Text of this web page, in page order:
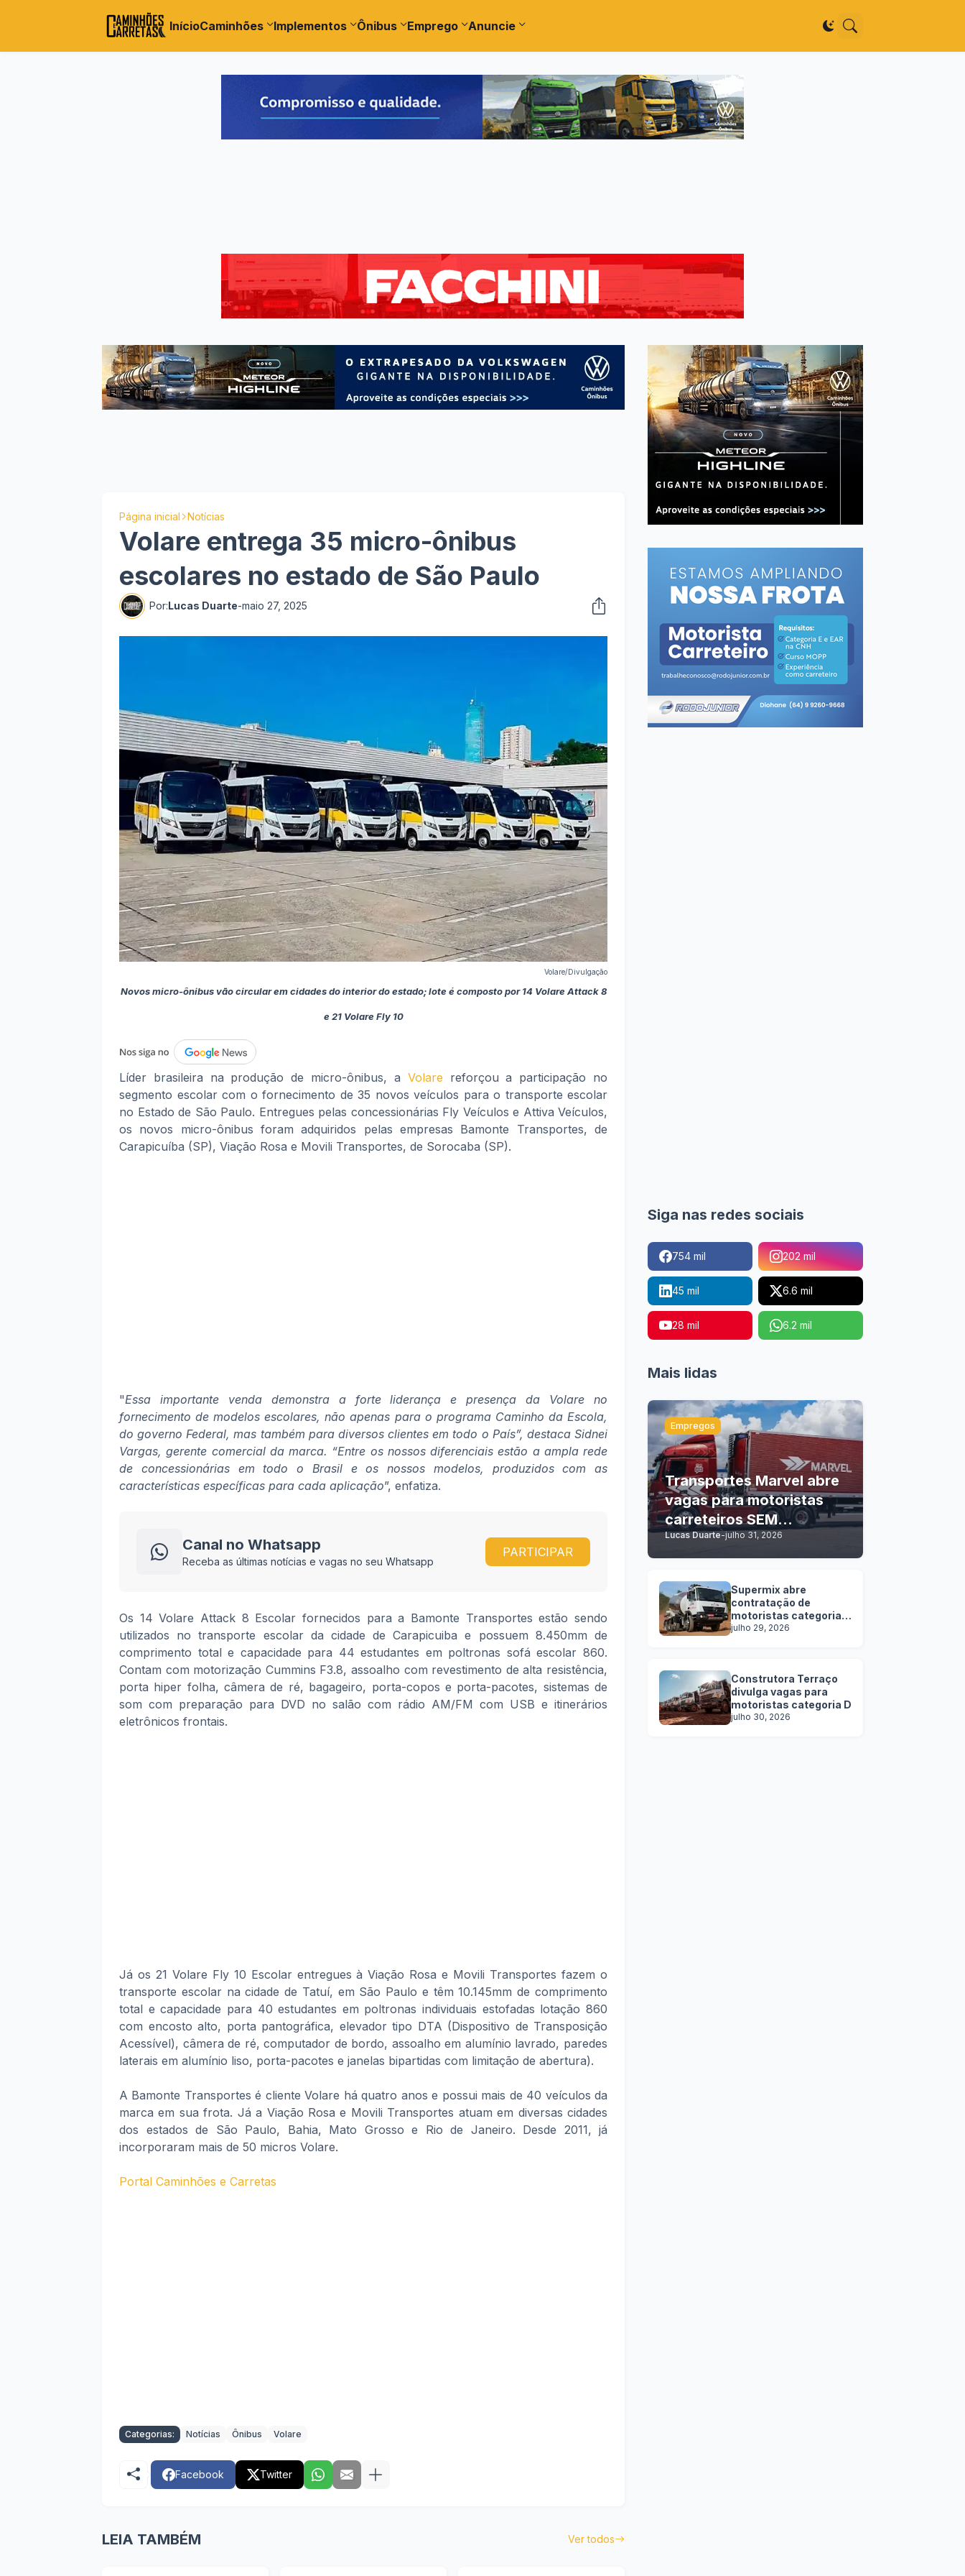
InícioCaminhões Implementos Ônibus Emprego Anuncie
Página inicial Notícias
Volare entrega 35 micro-ônibus
escolares no estado de São Paulo
Por:Lucas Duarte-maio 27, 2025
Volare/Divulgação
Novos micro-ônibus vão circular em cidades do interior do estado; lote é composto por 14 Volare Attack 8
e 21 Volare Fly 10
Líder brasileira na produção de micro-ônibus, a Volare reforçou a participação no
segmento escolar com o fornecimento de 35 novos veículos para o transporte escolar
no Estado de São Paulo. Entregues pelas concessionárias Fly Veículos e Attiva Veículos,
os novos micro-ônibus foram adquiridos pelas empresas Bamonte Transportes, de
Carapicuíba (SP), Viação Rosa e Movili Transportes, de Sorocaba (SP).
"Essa importante venda demonstra a forte liderança e presença da Volare no
fornecimento de modelos escolares, não apenas para o programa Caminho da Escola,
do governo Federal, mas também para diversos clientes em todo o País”, destaca Sidnei
Vargas, gerente comercial da marca. “Entre os nossos diferenciais estão a ampla rede
de concessionárias em todo o Brasil e os nossos modelos, produzidos com as
características específicas para cada aplicação”, enfatiza.
Canal no Whatsapp
Receba as últimas notícias e vagas no seu Whatsapp
PARTICIPAR
Os 14 Volare Attack 8 Escolar fornecidos para a Bamonte Transportes estão sendo
utilizados no transporte escolar da cidade de Carapicuiba e possuem 8.450mm de
comprimento total e capacidade para 44 estudantes em poltronas sofá escolar 860.
Contam com motorização Cummins F3.8, assoalho com revestimento de alta resistência,
porta hiper folha, câmera de ré, bagageiro, porta-copos e porta-pacotes, sistemas de
som com preparação para DVD no salão com rádio AM/FM com USB e itinerários
eletrônicos frontais.
Já os 21 Volare Fly 10 Escolar entregues à Viação Rosa e Movili Transportes fazem o
transporte escolar na cidade de Tatuí, em São Paulo e têm 10.145mm de comprimento
total e capacidade para 40 estudantes em poltronas individuais estofadas lotação 860
com encosto alto, porta pantográfica, elevador tipo DTA (Dispositivo de Transposição
Acessível), câmera de ré, computador de bordo, assoalho em alumínio lavrado, paredes
laterais em alumínio liso, porta-pacotes e janelas bipartidas com limitação de abertura).
A Bamonte Transportes é cliente Volare há quatro anos e possui mais de 40 veículos da
marca em sua frota. Já a Viação Rosa e Movili Transportes atuam em diversas cidades
dos estados de São Paulo, Bahia, Mato Grosso e Rio de Janeiro. Desde 2011, já
incorporaram mais de 50 micros Volare.
Portal Caminhões e Carretas
Categorias: Notícias Ônibus Volare
Facebook Twitter
LEIA TAMBÉM Ver todos
Siga nas redes sociais
754 mil 202 mil
45 mil 6.6 mil
28 mil 6.2 mil
Mais lidas
Empregos
Transportes Marvel abre
vagas para motoristas
carreteiros SEM
EXPERIÊNCIA
Lucas Duarte-julho 31, 2026
Supermix abre
contratação de
motoristas categoria
C, D e E
julho 29, 2026
Construtora Terraço
divulga vagas para
motoristas categoria D
julho 30, 2026